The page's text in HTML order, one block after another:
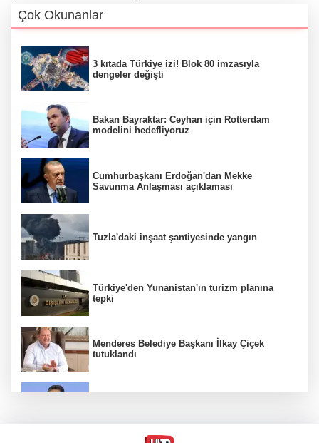
Çok Okunanlar
3 kıtada Türkiye izi! Blok 80 imzasıyla
dengeler değişti
Bakan Bayraktar: Ceyhan için Rotterdam
modelini hedefliyoruz
Cumhurbaşkanı Erdoğan'dan Mekke
Savunma Anlaşması açıklaması
Tuzla'daki inşaat şantiyesinde yangın
Türkiye'den Yunanistan'ın turizm planına
tepki
Menderes Belediye Başkanı İlkay Çiçek
tutuklandı